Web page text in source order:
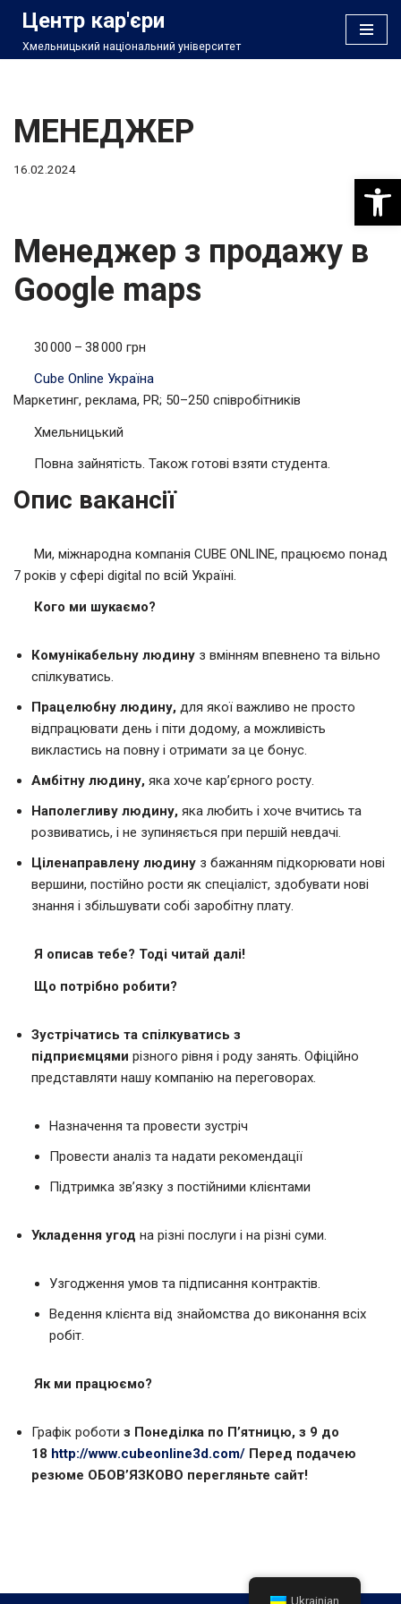
Перейти
Центр кар'єри
Хмельницький національний університет
МЕНЕДЖЕР
16.02.2024
Менеджер з продажу в
Google maps
30 000 – 38 000 грн
Cube Online Україна
Маркетинг, реклама, PR; 50–250 співробітників
Хмельницький
Повна зайнятість. Також готові взяти студента.
Опис вакансії
Ми, міжнародна компанія CUBE ONLINE, працюємо понад
7 років у сфері digital по всій Україні.
Кого ми шукаємо?
Комунікабельну людину з вмінням впевнено та вільно
спілкуватись.
Працелюбну людину, для якої важливо не просто
відпрацювати день і піти додому, а можливість
викластись на повну і отримати за це бонус.
Амбітну людину, яка хоче кар’єрного росту.
Наполегливу людину, яка любить і хоче вчитись та
розвиватись, і не зупиняється при першій невдачі.
Ціленаправлену людину з бажанням підкорювати нові
вершини, постійно рости як спеціаліст, здобувати нові
знання і збільшувати собі заробітну плату.
Я описав тебе? Тоді читай далі!
Що потрібно робити?
Зустрічатись та спілкуватись з
підприємцями різного рівня і роду занять. Офіційно
представляти нашу компанію на переговорах.
Назначення та провести зустріч
Провести аналіз та надати рекомендації
Підтримка зв’язку з постійними клієнтами
Укладення угод на різні послуги і на різні суми.
Узгодження умов та підписання контрактів.
Ведення клієнта від знайомства до виконання всіх
робіт.
Як ми працюємо?
Графік роботи з Понеділка по П’ятницю, з 9 до
18 http://www.cubeonline3d.com/ Перед подачею
резюме ОБОВ’ЯЗКОВО перегляньте сайт!
Ukrainian